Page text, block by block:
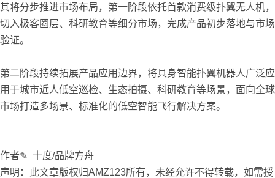
其将分步推进市场布局，第一阶段依托首款消费级扑翼无人机，
切入极客圈层、科研教育等细分市场，完成产品初步落地与市场
验证。
第二阶段持续拓展产品应用边界，将具身智能扑翼机器人广泛应
用于城市近人低空巡检、生态拍摄、科研教育等场景，面向全球
市场打造多场景、标准化的低空智能飞行解决方案。
作者✎ 十度/品牌方舟
声明：此文章版权归AMZ123所有，未经允许不得转载，如需授